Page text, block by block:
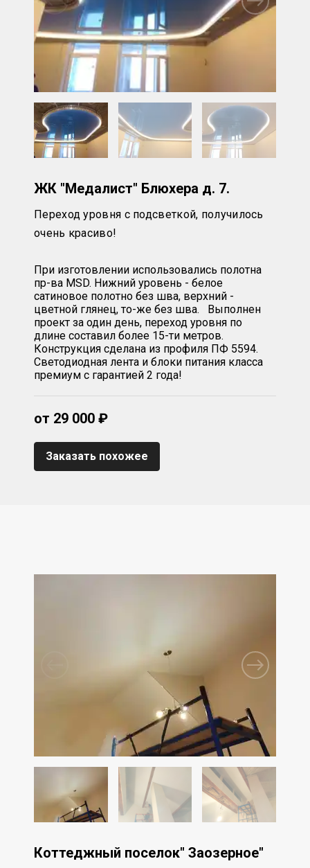
ЖК "Медалист" Блюхера д. 7.
Переход уровня с подсветкой, получилось
очень красиво!
При изготовлении использовались полотна
пр-ва MSD. Нижний уровень - белое
сатиновое полотно без шва, верхний -
цветной глянец, то-же без шва. Выполнен
проект за один день, переход уровня по
длине составил более 15-ти метров.
Конструкция сделана из профиля ПФ 5594.
Светодиодная лента и блоки питания класса
премиум с гарантией 2 года!
Заказать похожее
от 29 000 ₽
Коттеджный поселок" Заозерное"